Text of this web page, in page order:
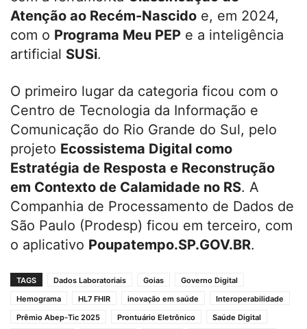
Atenção ao Recém-Nascido e, em 2024,
com o Programa Meu PEP e a inteligência
artificial SUSi.
O primeiro lugar da categoria ficou com o
Centro de Tecnologia da Informação e
Comunicação do Rio Grande do Sul, pelo
projeto Ecossistema Digital como
Estratégia de Resposta e Reconstrução
em Contexto de Calamidade no RS. A
Companhia de Processamento de Dados de
São Paulo (Prodesp) ficou em terceiro, com
o aplicativo Poupatempo.SP.GOV.BR.
TAGS Dados Laboratoriais Goias
Governo Digital
Hemograma
HL7 FHIR inovação em saúde
Interoperabilidade
Prêmio Abep-Tic 2025
Prontuário Eletrônico
Saúde Digital